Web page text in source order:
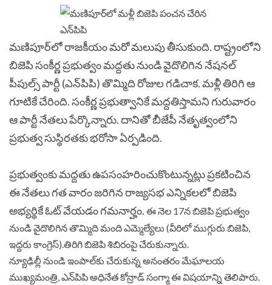
మణిపూర్‌లో రాజకీయం మరో మలుపు తీసుకుంది. రాష్ట్రంలోని
బిజెపి సంకీర్ణ ప్రభుత్వం మద్దతు నుండి వైదొలిగిన నేషనల్‌
పీపుల్స్‌ పార్టీ (ఎన్‌పిపి) తొమ్మిది రోజుల గడిచాక. మళ్లీ తిరిగి ఆ
గూటికే చేరింది. సంకీర్ణ ప్రభుత్వానికే మద్దతిస్తామని గురువారం
ఆ పార్టీ నేతలు పేర్కొన్నారు. దానితో బీజేపీ నేతృత్వంలోని
ప్రభుత్వ సుస్థిరతకు భరోసా ఏర్పడింది.
ప్రభుత్వంకు మద్దతు ఉపసంహరించుకొంటున్నట్లు ప్రకటించిన
ఈ నేతలు గత వారం జరిగిన రాజ్యసభ ఎన్నికలలో బిజెపి
అభ్యర్థికే ఓట్ వేయడం గమనార్హం. ఈ నెల 17న బిజెపి ప్రభుత్వం
నుండి వైదొలిగిన తొమ్మిది మంది ఎమ్మెల్యేలు (వీరిలో ముగ్గురు బిజెపి,
ఇద్దరు కాంగ్రెస్‌).తిరిగి బిజెపి శిబిరంపై చేరుకున్నారు.
న్యూఢిల్లీ నుండి ఇంపాల్‌కు చేరుకున్న అనంతరం మేఘాలయ
ముఖ్యమంత్రి, ఎన్‌పిపి అధినేత కోన్రాడ్‌ సంగ్మా ఈ విషయాన్ని తెలిపారు.